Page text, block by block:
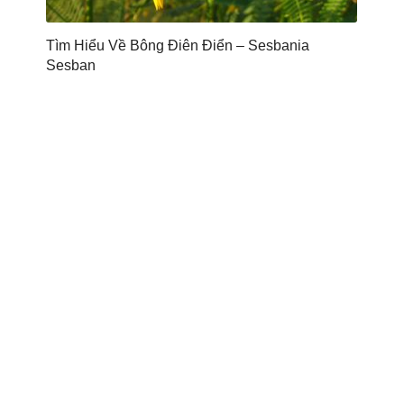
Tìm Hiểu Về Bông Điên Điển – Sesbania
Sesban